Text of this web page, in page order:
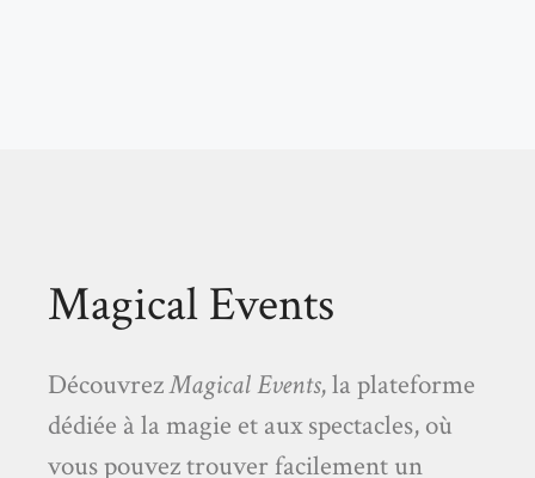
Magical Events
DécouvrezMagical Events, la plateforme
dédiée à la magie et aux spectacles, où
vous pouvez trouver facilement un